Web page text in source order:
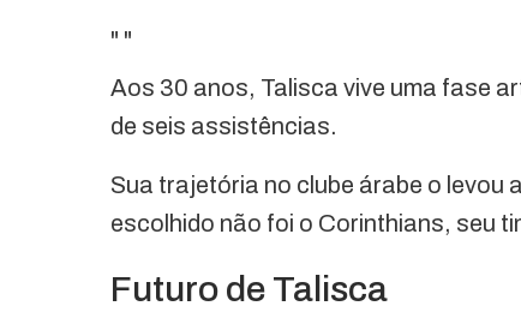
" "
Aos 30 anos, Talisca vive uma fase
de seis assistências.
Sua trajetória no clube árabe o levou
escolhido não foi o Corinthians, seu
Futuro de Talisca